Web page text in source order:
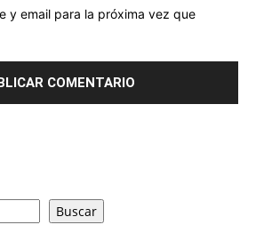
y email para la próxima vez que
Buscar